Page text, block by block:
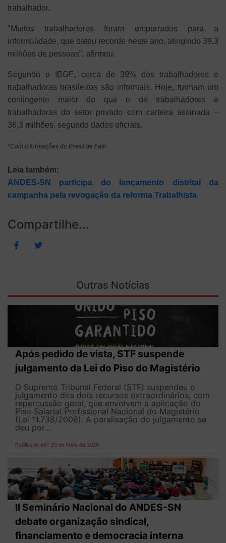
trabalhador.
"Muitos trabalhadores foram empurrados para a
informalidade, que bateu recorde neste ano, atingindo 39,3
milhões de pessoas", afirmou.
Segundo o IBGE, cerca de 39% dos trabalhadores e
trabalhadoras brasileiros são informais. Hoje, formam um
contingente maior do que o de trabalhadores e
trabalhadoras do setor privado com carteira assinada –
36,3 milhões, segundo dados oficiais.
*Com informações do Brasil de Fato
Leia também:
ANDES-SN participa do lançamento distrital da
campanha pela revogação da reforma Trabalhista
Compartilhe...
Outras Notícias
Após pedido de vista, STF suspende
julgamento da Lei do Piso do Magistério
O Supremo Tribunal Federal (STF) suspendeu o
julgamento dos dois recursos extraordinários, com
repercussão geral, que envolvem a aplicação do
Piso Salarial Profissional Nacional do Magistério
(Lei 11.738/2008). A paralisação do julgamento se
deu por...
Publicado em: 25 de Maio de 2026
II Seminário Nacional do ANDES-SN
debate organização sindical,
financiamento e democracia interna